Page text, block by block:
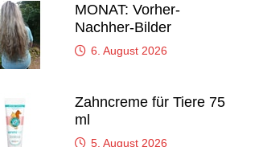
MONAT: Vorher-
Nachher-Bilder
6. August 2026
Zahncreme für Tiere 75
ml
5. August 2026